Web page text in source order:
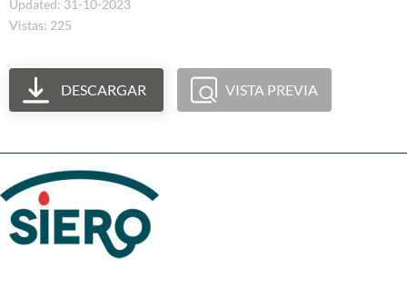
Updated: 31-10-2023
Vistas: 225
DESCARGAR VISTA PREVIA